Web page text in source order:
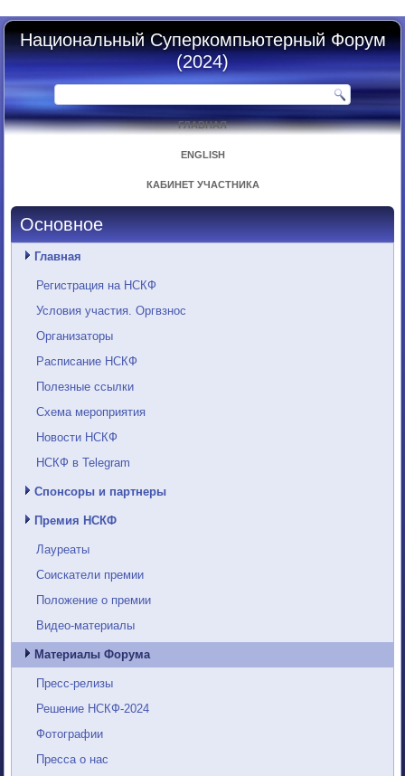
Национальный Суперкомпьютерный Форум
(2024)
ГЛАВНАЯ
ENGLISH
КАБИНЕТ УЧАСТНИКА
Основное
Главная
Регистрация на НСКФ
Условия участия. Оргвзнос
Организаторы
Расписание НСКФ
Полезные ссылки
Схема мероприятия
Новости НСКФ
НСКФ в Telegram
Спонсоры и партнеры
Премия НСКФ
Лауреаты
Соискатели премии
Положение о премии
Видео-материалы
Материалы Форума
Пресс-релизы
Решение НСКФ-2024
Фотографии
Пресса о нас